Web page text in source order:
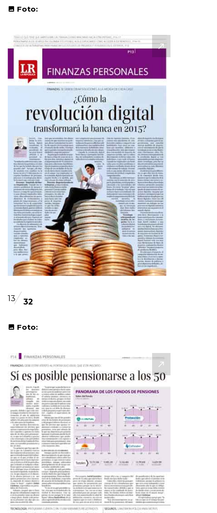
Foto:
13 32
Foto: